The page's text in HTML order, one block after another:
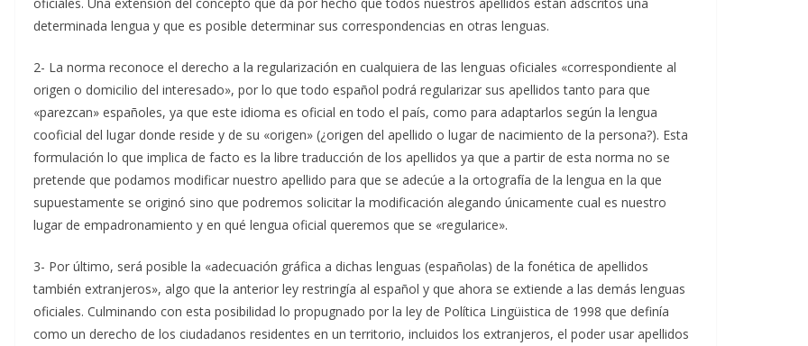
determinada lengua y que es posible determinar sus correspondencias en otras lenguas.
2- La norma reconoce el derecho a la regularización en cualquiera de las lenguas oficiales «correspondiente al
origen o domicilio del interesado», por lo que todo español podrá regularizar sus apellidos tanto para que
«parezcan» españoles, ya que este idioma es oficial en todo el país, como para adaptarlos según la lengua
cooficial del lugar donde reside y de su «origen» (¿origen del apellido o lugar de nacimiento de la persona?). Esta
formulación lo que implica de facto es la libre traducción de los apellidos ya que a partir de esta norma no se
pretende que podamos modificar nuestro apellido para que se adecúe a la ortografía de la lengua en la que
supuestamente se originó sino que podremos solicitar la modificación alegando únicamente cual es nuestro
lugar de empadronamiento y en qué lengua oficial queremos que se «regularice».
3- Por último, será posible la «adecuación gráfica a dichas lenguas (españolas) de la fonética de apellidos
también extranjeros», algo que la anterior ley restringía al español y que ahora se extiende a las demás lenguas
oficiales. Culminando con esta posibilidad lo propugnado por la ley de Política Lingüistica de 1998 que definía
como un derecho de los ciudadanos residentes en un territorio, incluidos los extranjeros, el poder usar apellidos